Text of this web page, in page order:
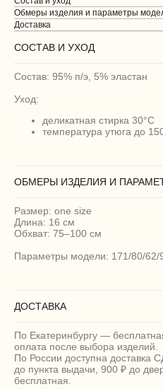
Обмеры изделия и параметры
Доставка
СОСТАВ И УХОД
Состав: 95% п/э, 5% эластан
Уход:
деликатная стирка 30°C
температура утюга до
ОБМЕРЫ ИЗДЕЛИЯ И
Размер: one size
Длина: 16 см
Обхват: 75–100 см
Параметры модели: 171/80/62/
ДОСТАВКА
По Екатеринбургу —
оплата после выбора изделий.
По России доступна доставка
до пункта выдачи, 900 ₽ до
бесплатная.